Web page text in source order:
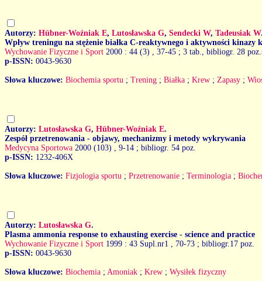
Autorzy: Hübner-Woźniak E, Lutosławska G, Sendecki W, Tadeusiak W
Wpływ treningu na stężenie białka C-reaktywnego i aktywności kinazy
Wychowanie Fizyczne i Sport 2000 : 44 (3)
, 37-45 ; 3 tab., bibliogr. 28
p-ISSN: 0043-9630
Słowa kluczowe: Biochemia sportu ; Trening ; Białka ; Krew ; Zapasy ;
Autorzy: Lutosławska G, Hübner-Woźniak E.
Zespół przetrenowania - objawy, mechanizmy i metody wykrywania
Medycyna Sportowa 2000 (103)
, 9-14 ; bibliogr. 54 poz.
p-ISSN: 1232-406X
Słowa kluczowe: Fizjologia sportu ; Przetrenowanie ; Terminologia ;
Autorzy: Lutosławska G.
Plasma ammonia response to exhausting exercise - science and practice
Wychowanie Fizyczne i Sport 1999 : 43 Supl.nr1
, 70-73 ; bibliogr.17 poz.
p-ISSN: 0043-9630
Słowa kluczowe: Biochemia ; Amoniak ; Krew ; Wysiłek fizyczny